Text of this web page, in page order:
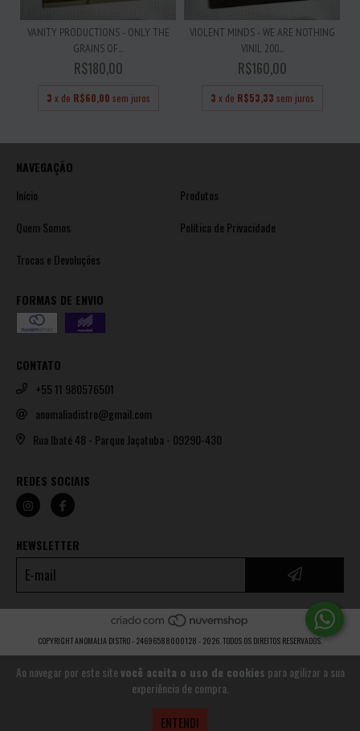
Ao navegar por este sitevocê aceita o uso de cookies para agilizar a sua
experiência de compra.
ENTENDI
VANITY PRODUCTIONS - ONLY THE
GRAINS OF...
R$180,00
3 x de R$60,00 sem juros
VIOLENT MINDS - WE ARE NOTHING
VINIL 200...
R$160,00
3 x de R$53,33 sem juros
NAVEGAÇÃO
Início
Produtos
Quem Somos
Política de Privacidade
Trocas e Devoluções
FORMAS DE ENVIO
CONTATO
+55 11 980576501
anomaliadistro@gmail.com
Rua Ibaté 48 - Parque Jaçatuba - 09290-430
REDES SOCIAIS
NEWSLETTER
COPYRIGHT ANOMALIA DISTRO - 24696588000128 - 2026. TODOS OS DIREITOS RESERVADOS.